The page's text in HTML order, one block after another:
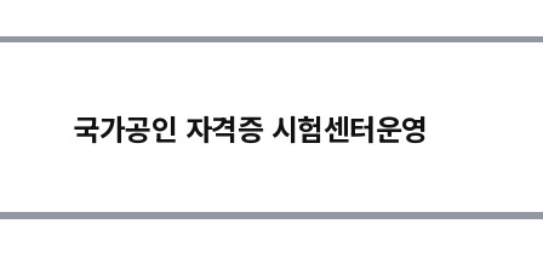
국가공인 자격증 시험센터운영